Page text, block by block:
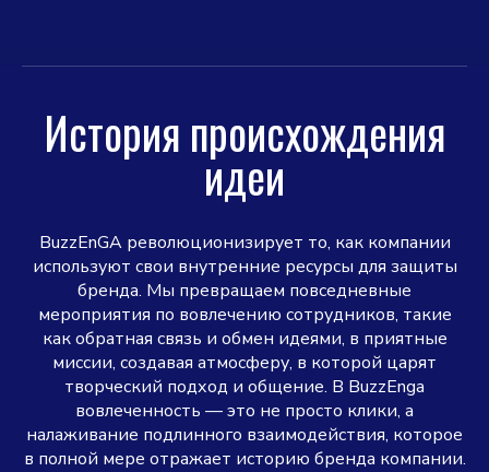
История происхождения
идеи
BuzzEnGA революционизирует то, как компании
используют свои внутренние ресурсы для защиты
бренда. Мы превращаем повседневные
мероприятия по вовлечению сотрудников, такие
как обратная связь и обмен идеями, в приятные
миссии, создавая атмосферу, в которой царят
творческий подход и общение. В BuzzEnga
вовлеченность — это не просто клики, а
налаживание подлинного взаимодействия, которое
в полной мере отражает историю бренда компании.